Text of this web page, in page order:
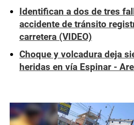
Identifican a dos de tres
accidente de tránsito
carretera (VIDEO)
Choque y volcadura deja
heridas en vía Espinar -